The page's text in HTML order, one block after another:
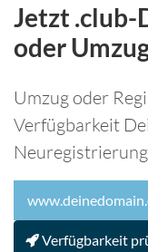
Jetzt .club-
oder
Umzug oder
Verfügbarkeit
Verfügbarkeit